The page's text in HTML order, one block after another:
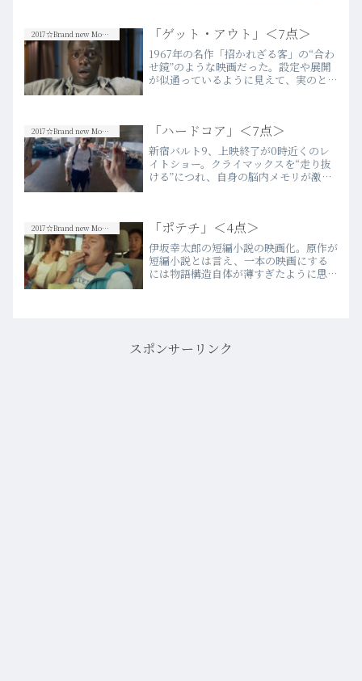
ーリーにもっと巧さや閃きがあれば、こ
のアニメの世界観とそこに…more
2017☆Brand new Movies 「ゲット・アウト」＜7点＞
1967年の名作「招かれざる客」の“合わ
せ鏡”のような映画だった。設定や展開
が似通っているように見えて、実のとこ
る虚像の真裏に全…more
2017☆Brand new Movies 「ハードコア」＜7点＞
新宿バルト9、上映終了が0時近くのレ
イトショー。クライマックスを“走り抜
ける”につれ、自身の脳内メモリが激し
盤、“欠伸”が止まらなかった。…more
2017☆Brand new Movies 「ポテチ」＜4点＞
伊坂幸太郎の短編小説の映画化。原作が
短編小説とは言え、一本の映画にする
には物語構造自体が薄すぎたように思
スポンサーリンク